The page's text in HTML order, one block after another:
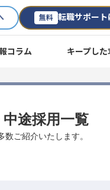
無料 転職サポート
コラム キープした
途採用一覧
ご紹介いたします。